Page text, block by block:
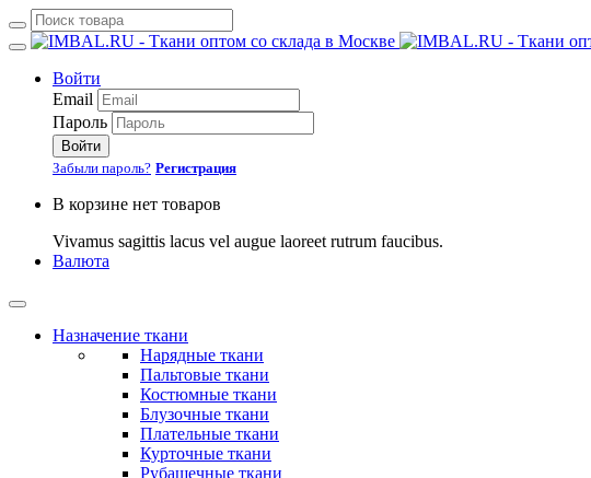
Войти
Email
Пароль
Войти
Забыли пароль? Регистрация
В корзине нет товаров
Vivamus sagittis lacus vel augue laoreet rutrum faucibus.
Валюта
Назначение ткани
Нарядные ткани
Пальтовые ткани
Костюмные ткани
Блузочные ткани
Плательные ткани
Курточные ткани
Рубашечные ткани